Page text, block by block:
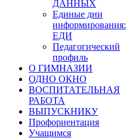
ДАННЫХ
Единые дни
информирования:
ЕДИ
Педагогический
профиль
О ГИМНАЗИИ
ОДНО ОКНО
ВОСПИТАТЕЛЬНАЯ
РАБОТА
ВЫПУСКНИКУ
Профориентация
Учащимся